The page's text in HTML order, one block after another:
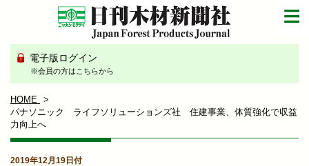
電子版ログイン
※会員の方はこちらから
HOME
パナソニック ライフソリューションズ社 住建事業、体質強化で収益
力向上へ
2019年12月19日付